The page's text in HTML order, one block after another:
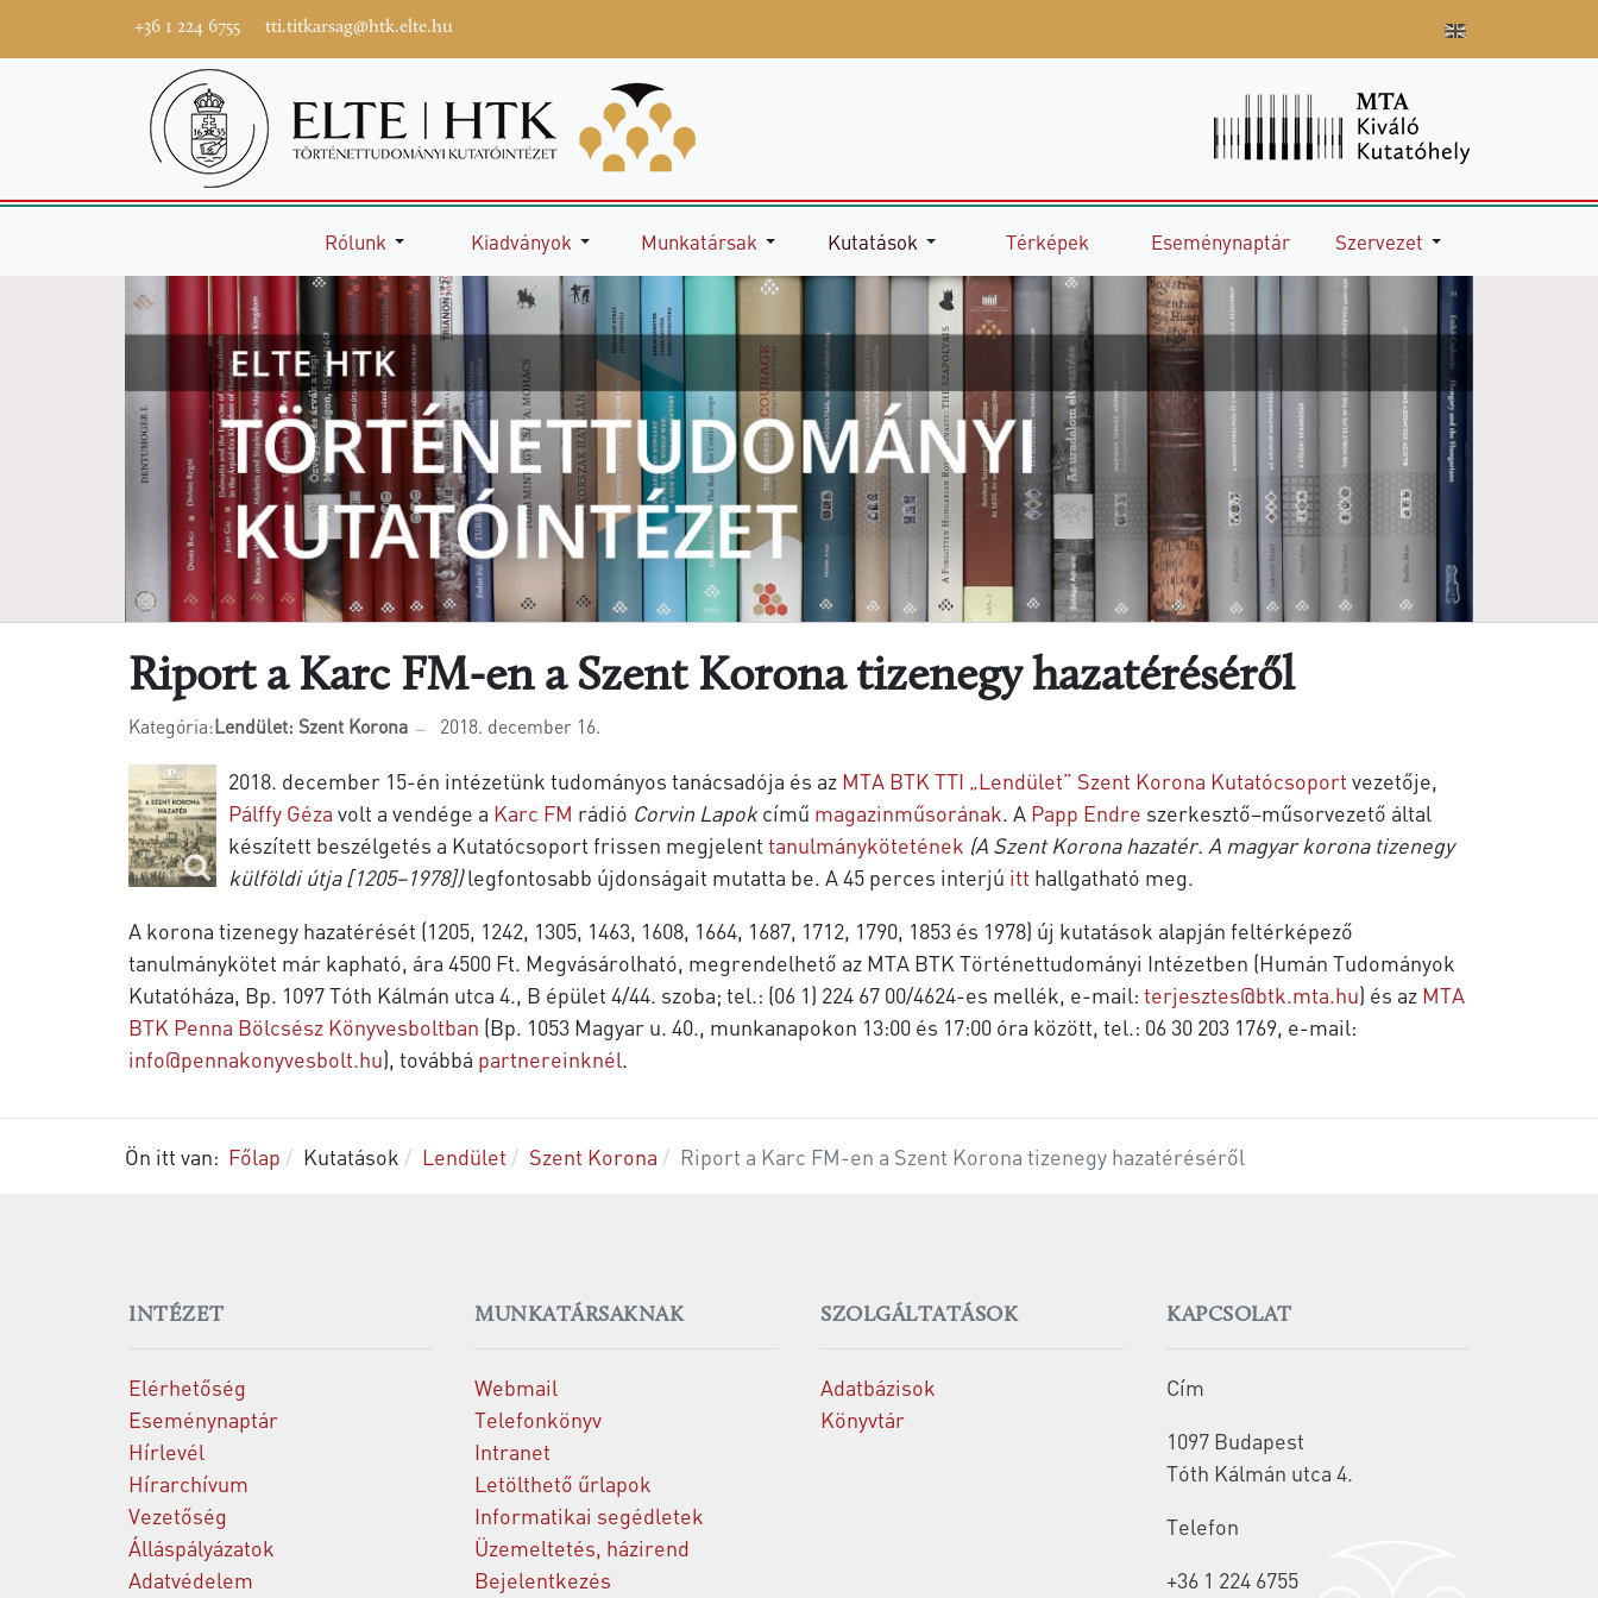
+36 1 224 6755 tti.titkarsag@htk.elte.hu
Rólunk Kiadványok Munkatársak Kutatások Térképek Eseménynaptár Szervezet
Riport a Karc FM-en a Szent Korona tizenegy hazatéréséről
Kategória:Lendület: Szent Korona 2018. december 16.
2018. december 15-én intézetünk tudományos tanácsadója és az MTA BTK TTI „Lendület” Szent Korona Kutatócsoport vezetője,
Pálffy Géza volt a vendége a Karc FM rádió Corvin Lapokcímű magazinműsorának. A Papp Endre szerkesztő–műsorvezető által
készített beszélgetés a Kutatócsoport frissen megjelent tanulmánykötetének (A Szent Korona hazatér. A magyar korona tizenegy
külföldi útja [1205–1978])legfontosabb újdonságait mutatta be. A 45 perces interjú itt hallgatható meg.
A korona tizenegy hazatérését (1205, 1242, 1305, 1463, 1608, 1664, 1687, 1712, 1790, 1853 és 1978) új kutatások alapján feltérképező
tanulmánykötet már kapható, ára 4500 Ft. Megvásárolható, megrendelhető az MTA BTK Történettudományi Intézetben (Humán Tudományok
Kutatóháza, Bp. 1097 Tóth Kálmán utca 4., B épület 4/44. szoba; tel.: (06 1) 224 67 00/4624-es mellék, e-mail: terjesztes@btk.mta.hu) és az MTA
BTK Penna Bölcsész Könyvesboltban (Bp. 1053 Magyar u. 40., munkanapokon 13:00 és 17:00 óra között, tel.: 06 30 203 1769, e-mail:
info@pennakonyvesbolt.hu), továbbá partnereinknél.
Ön itt van: Főlap Kutatások Lendület Szent Korona Riport a Karc FM-en a Szent Korona tizenegy hazatéréséről
INTÉZET
Elérhetőség
Eseménynaptár
Hírlevél
Hírarchívum
Vezetőség
Álláspályázatok
Adatvédelem
MUNKATÁRSAKNAK
Webmail
Telefonkönyv
Intranet
Letölthető űrlapok
Informatikai segédletek
Üzemeltetés, házirend
Bejelentkezés
SZOLGÁLTATÁSOK
Adatbázisok
Könyvtár
KAPCSOLAT
Cím
1097 Budapest
Tóth Kálmán utca 4.
Telefon
+36 1 224 6755